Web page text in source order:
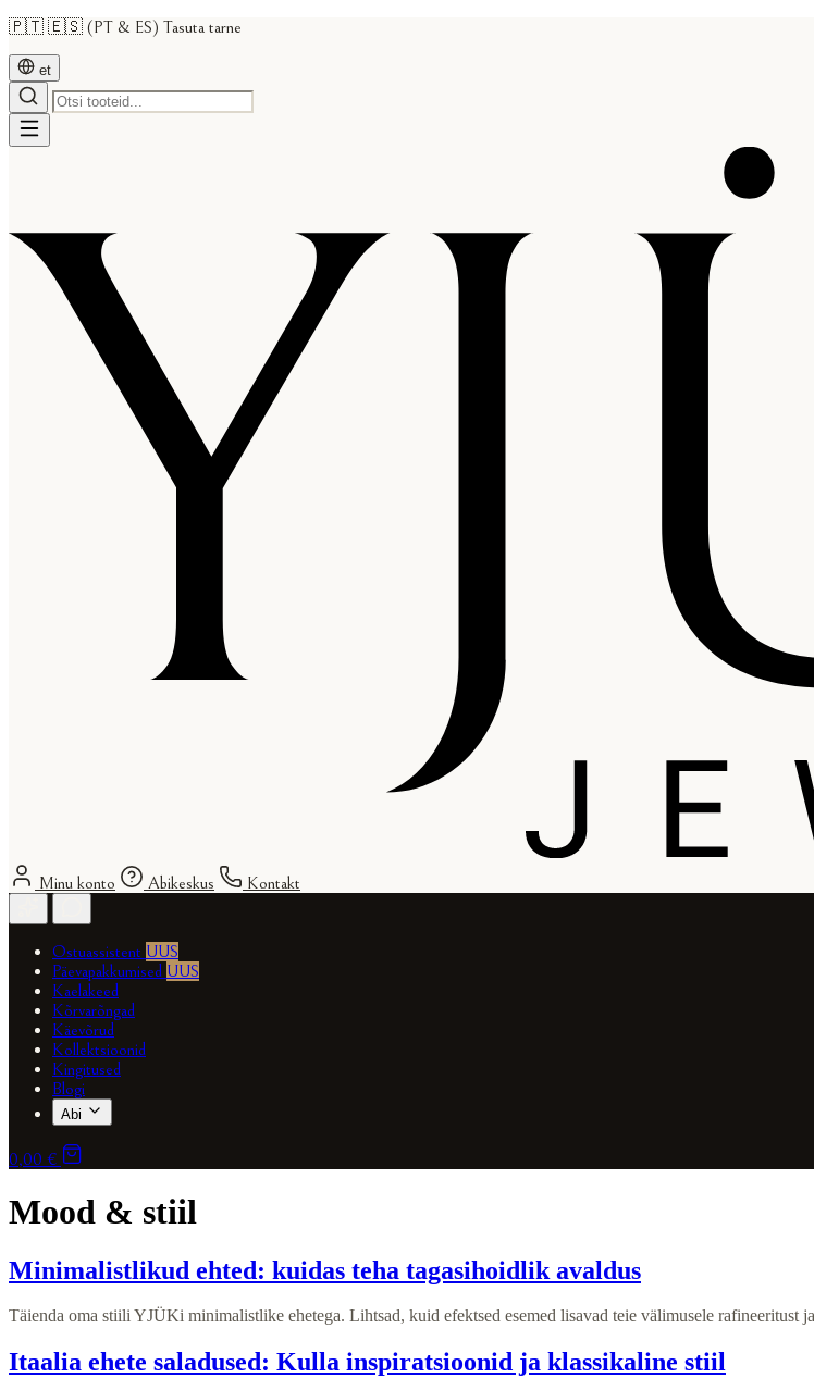
🇵🇹 🇪🇸 (PT & ES) Tasuta tarne
et
Minu konto Abikeskus Kontakt
Ostuassistent UUS
Päevapakkumised UUS
Kaelakeed
Kõrvarõngad
Käevõrud
Kollektsioonid
Kingitused
Blogi
Abi
0,00 €
Mood & stiil
Minimalistlikud ehted: kuidas teha tagasihoidlik avaldus
Täienda oma stiili YJÜKi minimalistlike ehetega. Lihtsad, kuid efektsed esemed lisavad teie välimusele rafineeritust
Itaalia ehete saladused: Kulla inspiratsioonid ja klassikaline stiil